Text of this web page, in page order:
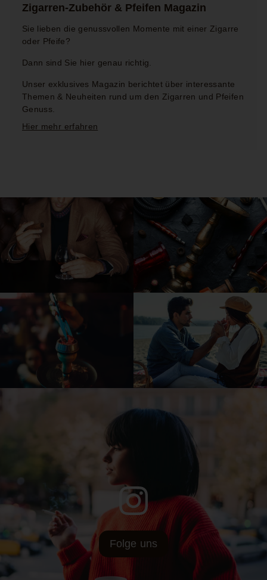
mehrZigarren-Zubehör & Pfeifen Magazin
Sie lieben die genussvollen Momente mit einer Zigarre
oder Pfeife?
Dann sind Sie hier genau richtig.
Unser exklusives Magazin berichtet über interessante
Themen & Neuheiten rund um den Zigarren und Pfeifen
Genuss.
Hier mehr erfahren
Instagram
Folge uns